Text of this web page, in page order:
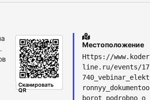
Сканировать
QR
Местоположение
Https://www.koder
line.ru/events/17
740_vebinar_elekt
ronnyy_dokumentoo
borot_podrobno_o_